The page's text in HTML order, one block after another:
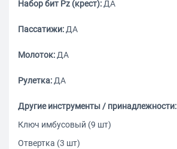
Набор бит Pz (крест): ДА
Пассатижи: ДА
Молоток: ДА
Рулетка: ДА
Другие инструменты / принадлежности:
Ключ имбусовый (9 шт)
Отвертка (3 шт)